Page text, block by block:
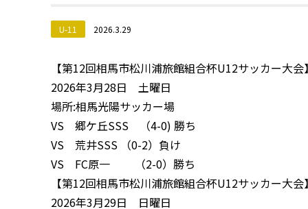
U-11 2026.3.29
【第12回相馬市松川浦旅館組合杯U12サッカー大会
2026年3月28日 土曜日
場所:相馬光陽サッカー場
VS 郷ケ丘SSS （4-0) 勝ち
VS 荒井SSS （0-2）負け
VS FC原一 （2-0）勝ち
【第12回相馬市松川浦旅館組合杯U12サッカー大会
2026年3月29日 日曜日